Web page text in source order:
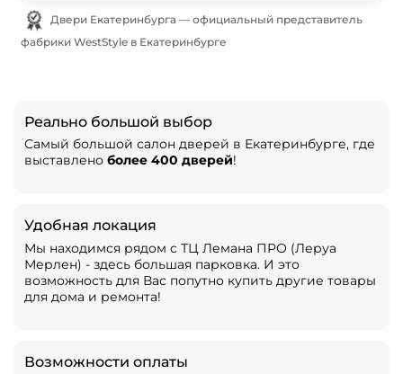
фабрики WestStyle в Екатеринбурге
Реально большой выбор
Самый большой салон дверей в Екатеринбурге, где
выставлено более 400 дверей!
Удобная локация
Мы находимся рядом с ТЦ Лемана ПРО (Леруа
Мерлен) - здесь большая парковка. И это
возможность для Вас попутно купить другие товары
для дома и ремонта!
Возможности оплаты